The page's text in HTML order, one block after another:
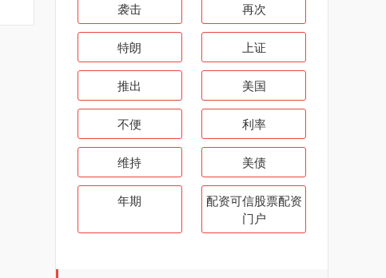
袭击 再次
特朗 上证
推出 美国
不便 利率
维持 美债
年期
配资可信股票配资
门户